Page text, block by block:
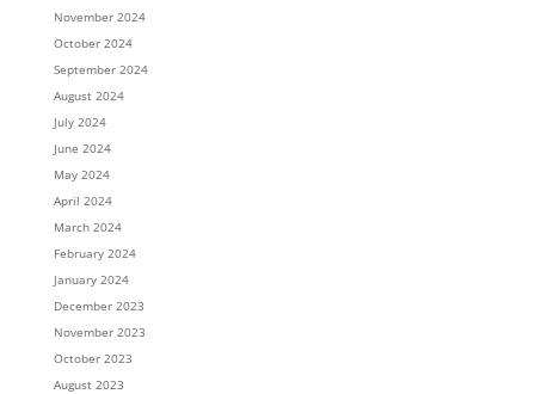
November 2024
October 2024
September 2024
August 2024
July 2024
June 2024
May 2024
April 2024
March 2024
February 2024
January 2024
December 2023
November 2023
October 2023
August 2023